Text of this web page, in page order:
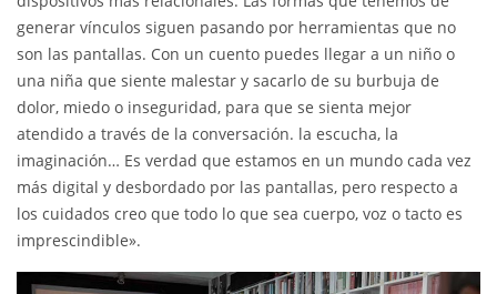
generar vínculos siguen pasando por herramientas que no
son las pantallas. Con un cuento puedes llegar a un niño o
una niña que siente malestar y sacarlo de su burbuja de
dolor, miedo o inseguridad, para que se sienta mejor
atendido a través de la conversación. la escucha, la
imaginación… Es verdad que estamos en un mundo cada vez
más digital y desbordado por las pantallas, pero respecto a
los cuidados creo que todo lo que sea cuerpo, voz o tacto es
imprescindible».